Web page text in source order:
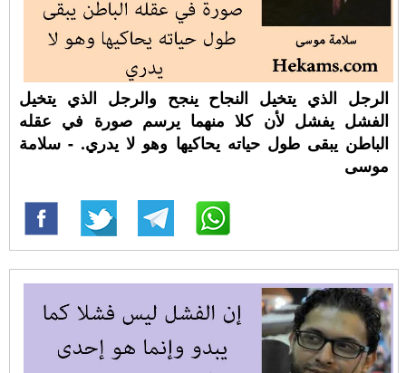
الرجل الذي يتخيل النجاح ينجح والرجل الذي يتخيل
الفشل يفشل لأن كلا منهما يرسم صورة في عقله
الباطن يبقى طول حياته يحاكيها وهو لا يدري. - سلامة
موسى